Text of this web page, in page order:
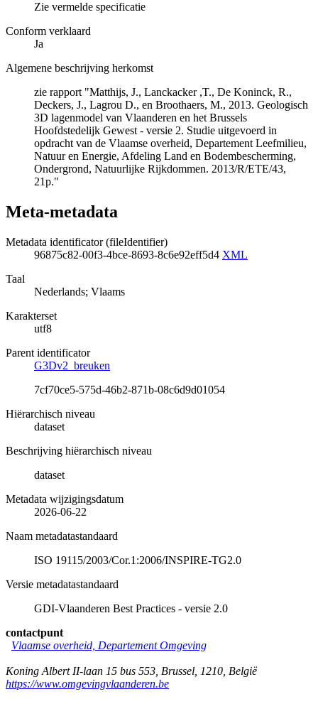
Zie vermelde specificatie
Conform verklaard
Ja
Algemene beschrijving herkomst
zie rapport "Matthijs, J., Lanckacker ,T., De Koninck, R.,
Deckers, J., Lagrou D., en Broothaers, M., 2013. Geologisch
3D lagenmodel van Vlaanderen en het Brussels
Hoofdstedelijk Gewest - versie 2. Studie uitgevoerd in
opdracht van de Vlaamse overheid, Departement Leefmilieu,
Natuur en Energie, Afdeling Land en Bodembescherming,
Ondergrond, Natuurlijke Rijkdommen. 2013/R/ETE/43,
21p."
Meta-metadata
Metadata identificator (fileIdentifier)
96875c82-00f3-4bce-8693-8c6e92eff5d4 XML
Taal
Nederlands; Vlaams
Karakterset
utf8
Parent identificator
G3Dv2_breuken
7cf70ce5-575d-46b2-871b-08c6d9d01054
Hiërarchisch niveau
dataset
Beschrijving hiërarchisch niveau
dataset
Metadata wijzigingsdatum
2026-06-22
Naam metadatastandaard
ISO 19115/2003/Cor.1:2006/INSPIRE-TG2.0
Versie metadatastandaard
GDI-Vlaanderen Best Practices - versie 2.0
contactpunt
Vlaamse overheid, Departement Omgeving
Koning Albert II-laan 15 bus 553 Brussel 1210 België
https://www.omgevingvlaanderen.be